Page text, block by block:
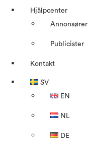
Hjälpcenter
Annonsører
Publicister
Kontakt
SV
EN
NL
DE